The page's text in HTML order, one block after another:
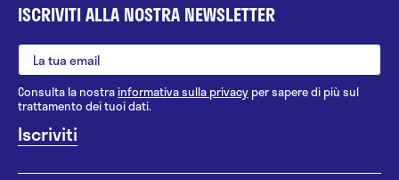
ISCRIVITI ALLA NOSTRA NEWSLETTER
Consulta la nostrainformativa sulla privacy per sapere di più sul
trattamento dei tuoi dati.